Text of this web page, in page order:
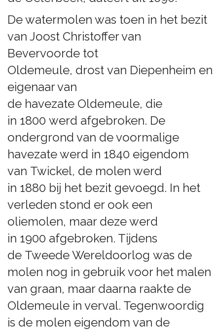
De watermolen was toen in het bezit
van Joost Christoffer van
Bevervoorde tot
Oldemeule, drost van Diepenheim en
eigenaar van
de havezate Oldemeule, die
in 1800 werd afgebroken. De
ondergrond van de voormalige
havezate werd in 1840 eigendom
van Twickel, de molen werd
in 1880 bij het bezit gevoegd. In het
verleden stond er ook een
oliemolen, maar deze werd
in 1900 afgebroken. Tijdens
de Tweede Wereldoorlog was de
molen nog in gebruik voor het malen
van graan, maar daarna raakte de
Oldemeule in verval. Tegenwoordig
is de molen eigendom van de